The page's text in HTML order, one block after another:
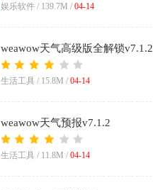
娱乐软件 / 139.7M / 04-14
weawow天气高级版全解锁v7.1.2
生活工具 / 15.8M / 04-14
weawow天气预报v7.1.2
生活工具 / 11.8M / 04-14